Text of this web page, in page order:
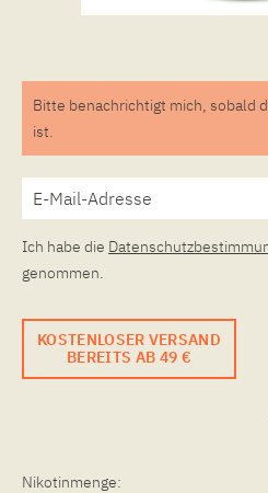
Bitte benachrichtigt mich, sobald
ist.
Ich habe die
genommen.
KOSTENLOSER VERSAND
BEREITS AB 49 €
Nikotinmenge: